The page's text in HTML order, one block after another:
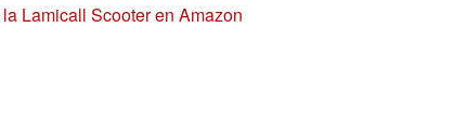
Lamicall Scooter en Amazon